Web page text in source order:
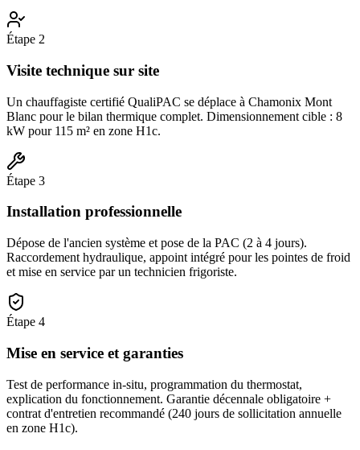
Étape 2
Visite technique sur site
Un chauffagiste certifié QualiPAC se déplace à Chamonix Mont
Blanc pour le bilan thermique complet. Dimensionnement cible : 8
kW pour 115 m² en zone H1c.
Étape 3
Installation professionnelle
Dépose de l'ancien système et pose de la PAC (2 à 4 jours).
Raccordement hydraulique, appoint intégré pour les pointes de froid
et mise en service par un technicien frigoriste.
Étape 4
Mise en service et garanties
Test de performance in-situ, programmation du thermostat,
explication du fonctionnement. Garantie décennale obligatoire +
contrat d'entretien recommandé (240 jours de sollicitation annuelle
en zone H1c).